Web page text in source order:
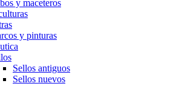
y maceteros
y pinturas
Sellos antiguos
Sellos nuevos